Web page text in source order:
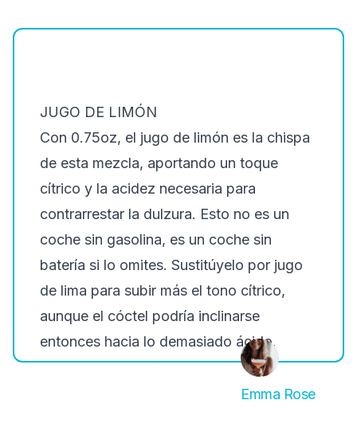
JUGO DE LIMÓN
Con 0.75oz, el jugo de limón es la chispa
de esta mezcla, aportando un toque
cítrico y la acidez necesaria para
contrarrestar la dulzura. Esto no es un
coche sin gasolina, es un coche sin
batería si lo omites. Sustitúyelo por jugo
de lima para subir más el tono cítrico,
aunque el cóctel podría inclinarse
entonces hacia lo demasiado ácido.
Emma Rose